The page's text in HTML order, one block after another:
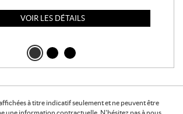
VOIR LES DÉTAILS
affichées à titre indicatif seulement et ne peuvent être